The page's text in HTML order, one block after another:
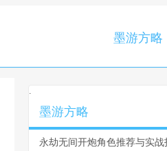
墨游方略
.
墨游方略
永劫无间开炮角色推荐与实战